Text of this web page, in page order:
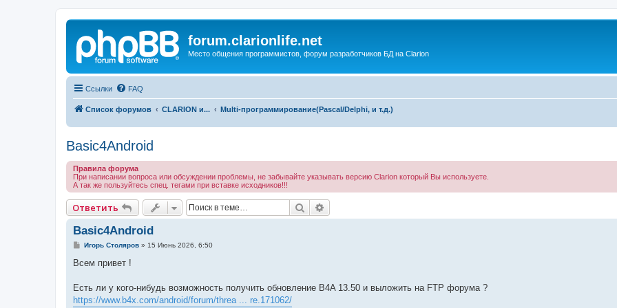
forum.clarionlife.net
Место общения программистов, форум разработчиков БД на Clarion
Ссылки FAQ
Список форумов CLARION и... Multi-программирование(Pascal/Delphi, и т.д.)
Basic4Android
Правила форума
При написании вопроса или обсуждении проблемы, не забывайте указывать версию Clarion который Вы используете.
А так же пользуйтесь спец. тегами при вставке исходников!!!
Ответить Поиск
Basic4Android
С
о
е
и
Игорь Столяров» 15 Июнь 2026, 6:50
Всем привет !
Есть ли у кого-нибудь возможность получить обновление B4A 13.50 и выложить на FTP форума ?
https://www.b4x.com/android/forum/threa ... re.171062/